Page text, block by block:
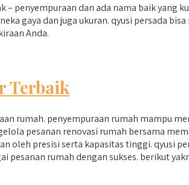
penyempuraan dan ada nama baik yang
gaya dan juga ukuran. qyusi persada
Anda.
Terbaik
rumah. penyempuraan rumah mampu
pesanan renovasi rumah bersama
presisi serta kapasitas tinggi. qyusi
rumah dengan sukses. berikut